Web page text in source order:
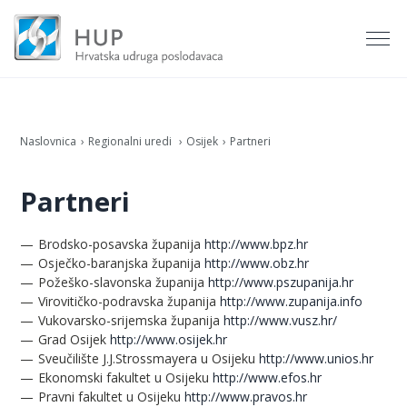
Naslovnica Regionalni uredi Osijek Partneri
Partneri
Brodsko-posavska županija http://www.bpz.hr
Osječko-baranjska županija http://www.obz.hr
Požeško-slavonska županija http://www.pszupanija.hr
Virovitičko-podravska županija http://www.zupanija.info
Vukovarsko-srijemska županija http://www.vusz.hr/
Grad Osijek http://www.osijek.hr
Sveučilište J.J.Strossmayera u Osijeku http://www.unios.hr
Ekonomski fakultet u Osijeku http://www.efos.hr
Pravni fakultet u Osijeku http://www.pravos.hr